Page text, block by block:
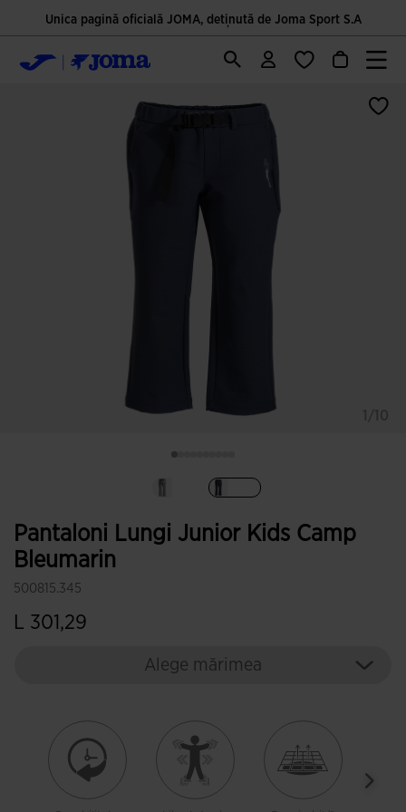
Unica pagină oficială JOMA, deținută de Joma Sport S.A
Pantaloni Lungi Junior Kids Camp
Bleumarin
500815.345
L 301,29
Alege mărimea